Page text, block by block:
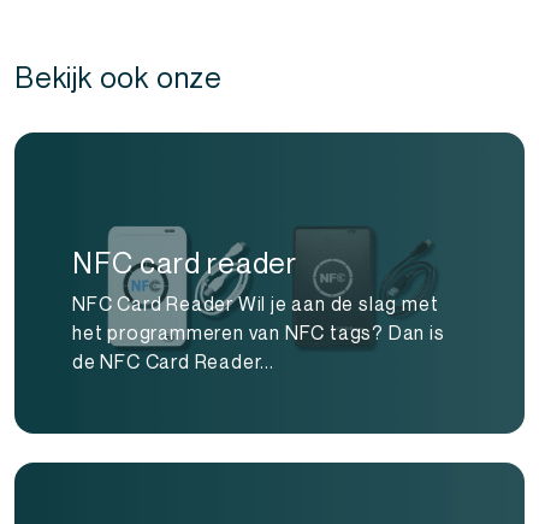
Bekijk ook onze
NFC card reader
NFC Card Reader Wil je aan de slag met
het programmeren van NFC tags? Dan is
de NFC Card Reader...